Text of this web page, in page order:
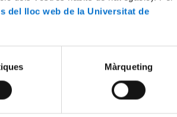
del lloc web de la Universitat de
Màrqueting
22 Junio,